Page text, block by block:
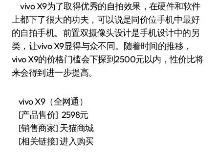
vivo X9为了取得优秀的自拍效果，在硬件和软件
上都下了很大的功夫，可以说是同价位手机中最好
的自拍手机。前置双摄像头设计是手机设计中的另
类，让vivo X9显得与众不同。随着时间的推移，
vivo X9的价格门槛会下探到2500元以内，性价比将
来会得到进一步提高。
vivo X9（全网通）
[产品售价] 2598元
[销售商家] 天猫商城
[相关链接] 进入购买